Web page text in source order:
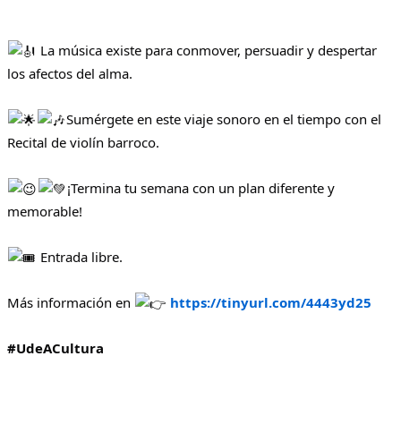
La música existe para conmover, persuadir y despertar
los afectos del alma.
Sumérgete en este viaje sonoro en el tiempo con el
Recital de violín barroco.
¡Termina tu semana con un plan diferente y
memorable!
Entrada libre.
Más información en https://tinyurl.com/4443yd25
#UdeACultura